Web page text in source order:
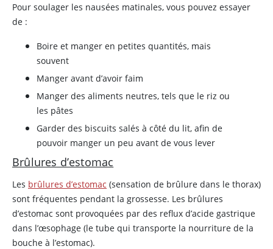
Pour soulager les nausées matinales, vous pouvez essayer
de :
Boire et manger en petites quantités, mais
souvent
Manger avant d’avoir faim
Manger des aliments neutres, tels que le riz ou
les pâtes
Garder des biscuits salés à côté du lit, afin de
pouvoir manger un peu avant de vous lever
Brûlures d’estomac
Les brûlures d’estomac (sensation de brûlure dans le thorax)
sont fréquentes pendant la grossesse. Les brûlures
d’estomac sont provoquées par des reflux d’acide gastrique
dans l’œsophage (le tube qui transporte la nourriture de la
bouche à l’estomac).